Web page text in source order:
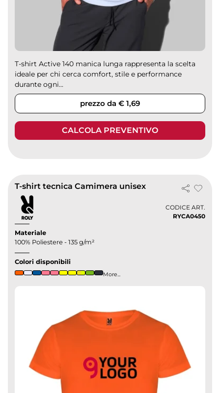
T-shirt Active 140 manica lunga rappresenta la scelta
ideale per chi cerca comfort, stile e performance
durante ogni...
prezzo da € 1,69
CALCOLA PREVENTIVO
T-shirt tecnica Camimera unisex
CODICE ART.
RYCA0450
Materiale
100% Poliestere - 135 g/m²
Colori disponibili
More...